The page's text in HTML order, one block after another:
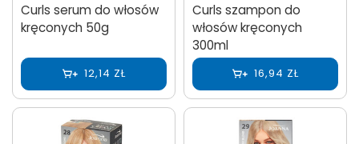
Curls serum do włosów
kręconych 50g
12,14 ZŁ
Curls szampon do
włosów kręconych
300ml
16,94 ZŁ